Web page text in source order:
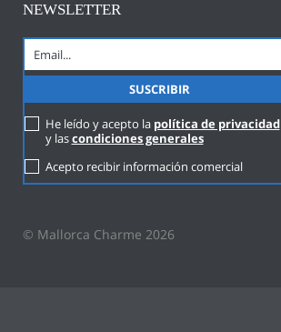
NEWSLETTER
He leído y acepto la política de privacidad
y lascondiciones generales
Acepto recibir información comercial
© Mallorca Charme 2026